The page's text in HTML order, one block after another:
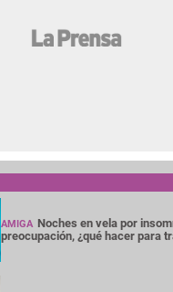
AMIGA Noches en vela por
preocupación, ¿qué hacer para